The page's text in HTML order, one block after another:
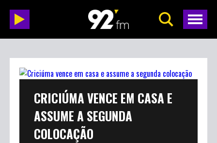
CRICIÚMA VENCE EM CASA E
ASSUME A SEGUNDA
COLOCAÇÃO